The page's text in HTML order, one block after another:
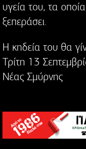
υγεία του, τα
ξεπεράσει.
Η κηδεία του θα
Τρίτη 13
Νέας Σμύρνης